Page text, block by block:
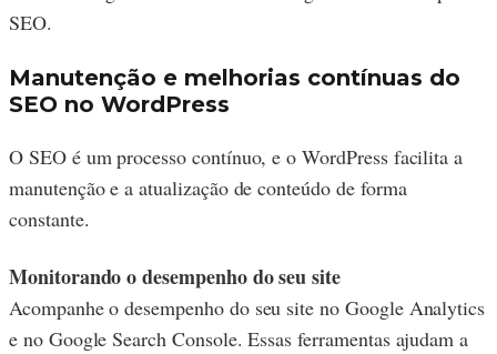
SEO.
Manutenção e melhorias contínuas do
SEO no WordPress
O SEO é um processo contínuo, e o WordPress facilita a
manutenção e a atualização de conteúdo de forma
constante.
Monitorando o desempenho do seu site
Acompanhe o desempenho do seu site no Google Analytics
e no Google Search Console. Essas ferramentas ajudam a